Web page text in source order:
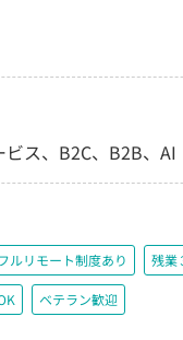
ス、B2C、B2B、AI
ルリモート制度あり 残業
ベテラン歓迎